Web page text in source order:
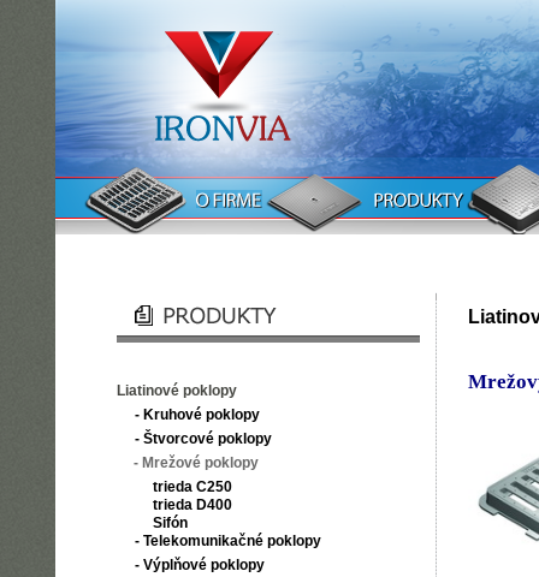
Liatinové poklopy
- Kruhové poklopy
- Štvorcové poklopy
- Mrežové poklopy
trieda C250
trieda D400
Sifón
- Telekomunikačné poklopy
- Výplňové poklopy